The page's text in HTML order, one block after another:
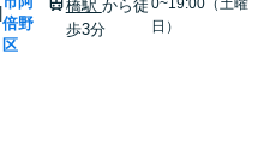
倍野
区
橋駅 から徒
歩3分
日）